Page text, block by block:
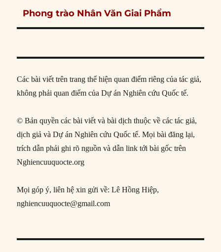
Next
post:
Phong trào Nhân Văn Giai Phẩm
Các bài viết trên trang thể hiện quan điểm riêng của tác giả,
không phải quan điểm của Dự án Nghiên cứu Quốc tế.
© Bản quyền các bài viết và bài dịch thuộc về các tác giả,
dịch giả và Dự án Nghiên cứu Quốc tế. Mọi bài đăng lại,
trích dẫn phải ghi rõ nguồn và dẫn link tới bài gốc trên
Nghiencuuquocte.org
Mọi góp ý, liên hệ xin gửi về: Lê Hồng Hiệp,
nghiencuuquocte@gmail.com